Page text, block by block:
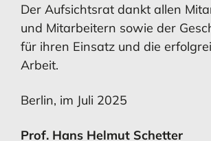
MEHR ERFAHREN
Chancen
Der Aufsichtsrat dankt allen
und Mitarbeitern sowie der
für ihren Einsatz und die
Arbeit.
Berlin, im Juli 2025
Prof. Hans Helmut Schetter
MEHR ERFAHREN
Ausblick